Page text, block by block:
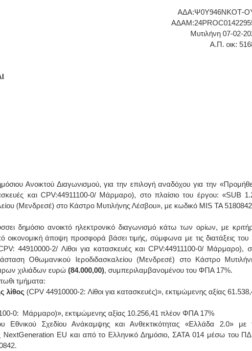
ΑΔΑ:Ψ0Υ946ΝΚΟΤ-
Μυτιλήνη 07-02-
Α.Π. οικ:
Ανοικτού Διαγωνισμού, για την επιλογή αναδόχου για την
και CPV:44911100-0/ Μάρμαρο), στο πλαίσιο του έργου: «SUB
(Μενδρεσέ) στο Κάστρο Μυτιλήνης Λέσβου», με κωδικό MIS ΤΑ 5180842
δημόσιο ανοικτό ηλεκτρονικό διαγωνισμό κάτω των ορίων, με
άποψη προσφορά βάσει τιμής, σύμφωνα με τις διατάξεις του
44910000-2/ Λίθοι για κατασκευές και CPV:44911100-0/ Μάρμαρο),
Οθωμανικού Ιεροδιδασκαλείου (Μενδρεσέ) στο Κάστρο
χιλιάδων ευρώ (84.000,00), συμπεριλαμβανομένου του ΦΠΑ 17%.
τμήματα:
λίθος (CPV 44910000-2: Λίθοι για κατασκευές)», εκτιμώμενης αξίας
0: Μάρμαρο)», εκτιμώμενης αξίας 10.256,41 πλέον ΦΠΑ 17%
Εθνικού Σχεδίου Ανάκαμψης και Ανθεκτικότητας «Ελλάδα 2.0» με
EU και από το Ελληνικό Δημόσιο, ΣΑΤΑ 014 μέσω του
ΙΩΑΝΝΗΣ Α. ΜΑΛΛΙΑΣ
ΧΕΙΡΟΥΡΓΟΣ
Διδάκτωρ Ιατρικής Σχολής
Πανεπιστημίου Αθηνών
Καβέτσου 10, Μυτιλήνη, τηλ:
2251038065